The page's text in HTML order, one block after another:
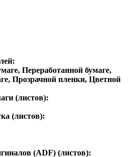
Переработанной бумаге,
Прозрачной пленки, Цветной
(листов):
(листов):
(ADF) (листов):